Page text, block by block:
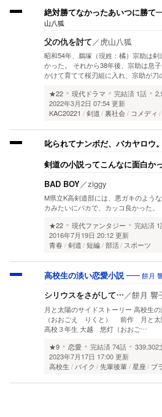
絶対勝てなかったあいつに勝
山八狐
父の仇を討て／虎山八狐
昭和54年、鵜塚（現姓：橘）宗助は
かった。 それから38年後、宗助は息
かけて育てて桜刃組に入れ、宗助が
★22
現代ドラマ 完結済 1話
2022年3月2日 07:54 更新
KAC20221
剣道 裏社会 コメディ
叱られてナンボだ、バカヤロウ。
剣道の小説ってこんなに面白か
BAD BOY／ziggy
M県立K高剣道部には、悪ガキのよう
カみたいにバカで、カッコ良かった。
★22
現代ファンタジー 完結済
2016年7月19日 20:12 更新
青春
剣道 短編 部活 スポーツ
高校生の淡い恋愛小説 餅月
シリウスをさがして…／餅月 響
月と太陽のサイドストーリー 高校生
（おおごえ りくと） 前作 月
高校３年生 大越 悠灯（おおご…
★9
恋愛 完結済74話
339,302
2023年7月17日 17:00 更新
高校生
バイク 先輩後輩 星座 プ